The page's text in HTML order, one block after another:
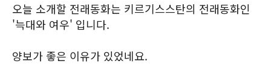
오늘 소개할 전래동화는 키르기스스탄의 전래동화인
'늑대와 여우' 입니다.
양보가 좋은 이유가 있었네요.